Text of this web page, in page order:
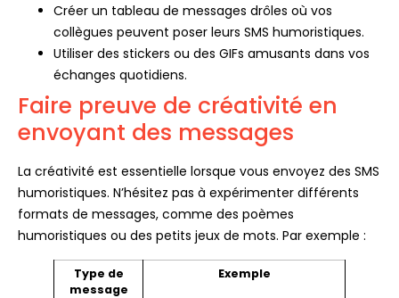
Créer un tableau de messages drôles où vos
collègues peuvent poser leurs SMS humoristiques.
Utiliser des stickers ou des GIFs amusants dans vos
échanges quotidiens.
Faire preuve de créativité en
envoyant des messages
La créativité est essentielle lorsque vous envoyez des SMS
humoristiques. N’hésitez pas à expérimenter différents
formats de messages, comme des poèmes
humoristiques ou des petits jeux de mots. Par exemple :
Type de
message
Exemple